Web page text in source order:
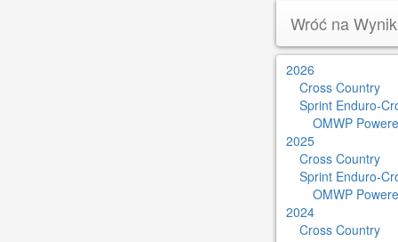
Wróć na
2026
Cross Country
Sprint Enduro-
OMWP
2025
Cross Country
Sprint Enduro-
OMWP
2024
Cross Country